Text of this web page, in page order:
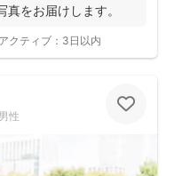
をお届けします。
クティブ： 3日以内
男性